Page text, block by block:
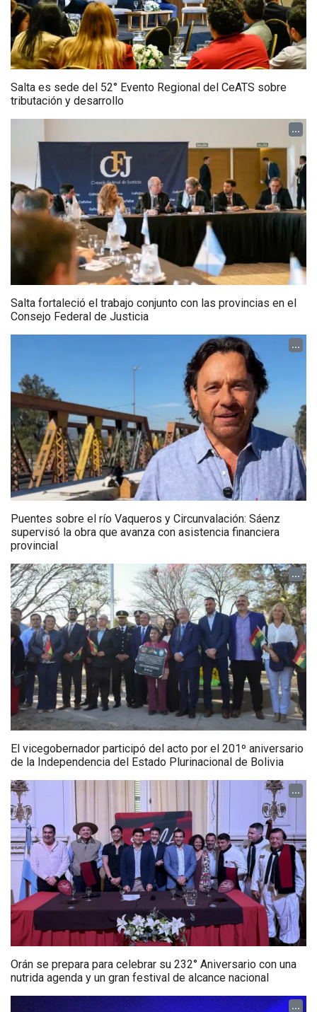
Salta es sede del 52° Evento Regional del CeATS sobre
tributación y desarrollo
...
Salta fortaleció el trabajo conjunto con las provincias en el
Consejo Federal de Justicia
...
Puentes sobre el río Vaqueros y Circunvalación: Sáenz
supervisó la obra que avanza con asistencia financiera
provincial
...
El vicegobernador participó del acto por el 201º aniversario
de la Independencia del Estado Plurinacional de Bolivia
...
Orán se prepara para celebrar su 232° Aniversario con una
nutrida agenda y un gran festival de alcance nacional
...